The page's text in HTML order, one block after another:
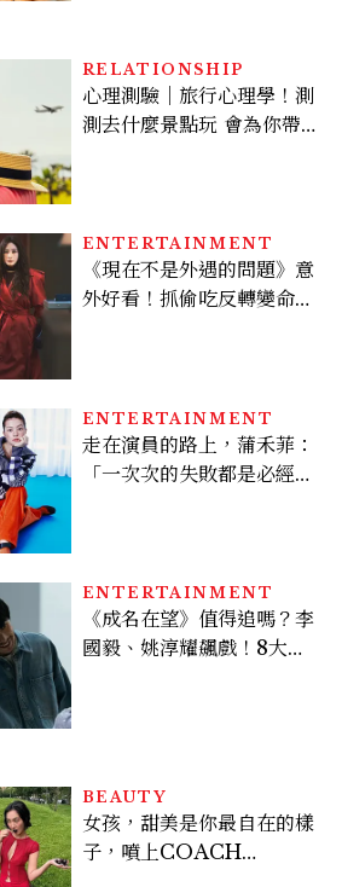
RELATIONSHIP
心理測驗｜旅行心理學！測
測去什麼景點玩 會為你帶來
ENTERTAINMENT
《現在不是外遇的問題》意
外好看！抓偷吃反轉變命
看點懶人包
ENTERTAINMENT
走在演員的路上，蒲禾菲：
「一次次的失敗都是必經過
ENTERTAINMENT
《成名在望》值得追嗎？李
國毅、姚淳耀飆戲！8大看
BEAUTY
女孩，甜美是你最自在的樣
子，噴上COACH